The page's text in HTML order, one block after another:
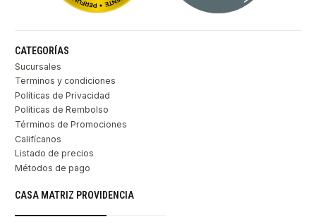
CATEGORÍAS
Sucursales
Terminos y condiciones
Políticas de Privacidad
Políticas de Rembolso
Términos de Promociones
Califícanos
Listado de precios
Métodos de pago
CASA MATRIZ PROVIDENCIA